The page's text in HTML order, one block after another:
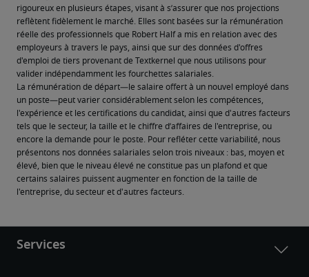
rigoureux en plusieurs étapes, visant à s’assurer que nos projections
reflètent fidèlement le marché. Elles sont basées sur la rémunération
réelle des professionnels que Robert Half a mis en relation avec des
employeurs à travers le pays, ainsi que sur des données d'offres
d'emploi de tiers provenant de Textkernel que nous utilisons pour
valider indépendamment les fourchettes salariales.
La rémunération de départ—le salaire offert à un nouvel employé dans
un poste—peut varier considérablement selon les compétences,
l'expérience et les certifications du candidat, ainsi que d'autres facteurs
tels que le secteur, la taille et le chiffre d’affaires de l'entreprise, ou
encore la demande pour le poste. Pour refléter cette variabilité, nous
présentons nos données salariales selon trois niveaux : bas, moyen et
élevé, bien que le niveau élevé ne constitue pas un plafond et que
certains salaires puissent augmenter en fonction de la taille de
l'entreprise, du secteur et d'autres facteurs.